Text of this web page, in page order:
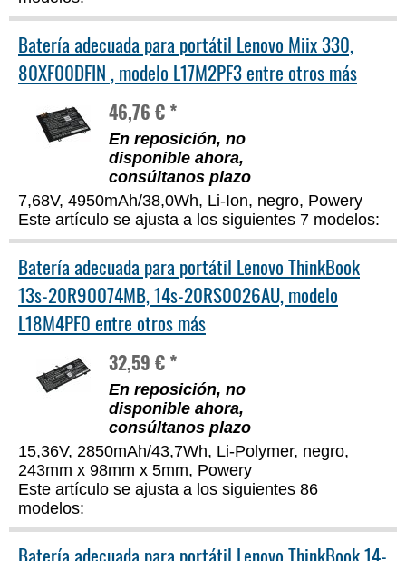
Batería adecuada para portátil Lenovo Miix 330,
80XF00DFIN , modelo L17M2PF3 entre otros más
46,76 € *
En reposición, no
disponible ahora,
consúltanos plazo
7,68V, 4950mAh/38,0Wh, Li-Ion, negro, Powery
Este artículo se ajusta a los siguientes 7 modelos:
Batería adecuada para portátil Lenovo ThinkBook
13s-20R90074MB, 14s-20RS0026AU, modelo
L18M4PF0 entre otros más
32,59 € *
En reposición, no
disponible ahora,
consúltanos plazo
15,36V, 2850mAh/43,7Wh, Li-Polymer, negro,
243mm x 98mm x 5mm, Powery
Este artículo se ajusta a los siguientes 86
modelos:
Batería adecuada para portátil Lenovo ThinkBook 14-